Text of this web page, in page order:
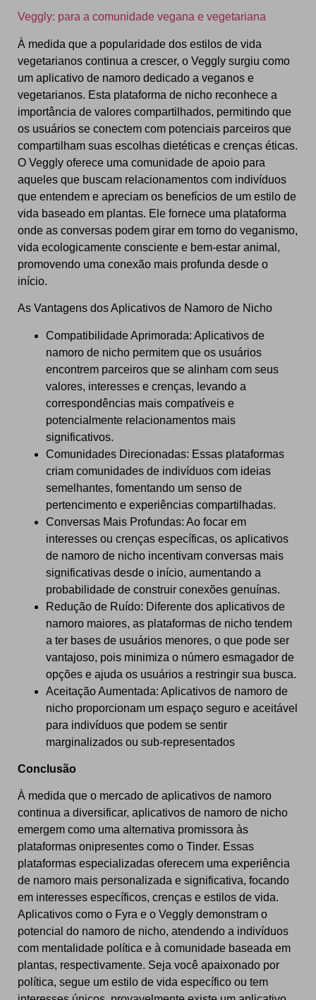
Veggly: para a comunidade vegana e vegetariana
À medida que a popularidade dos estilos de vida
vegetarianos continua a crescer, o Veggly surgiu como
um aplicativo de namoro dedicado a veganos e
vegetarianos. Esta plataforma de nicho reconhece a
importância de valores compartilhados, permitindo que
os usuários se conectem com potenciais parceiros que
compartilham suas escolhas dietéticas e crenças éticas.
O Veggly oferece uma comunidade de apoio para
aqueles que buscam relacionamentos com indivíduos
que entendem e apreciam os benefícios de um estilo de
vida baseado em plantas. Ele fornece uma plataforma
onde as conversas podem girar em torno do veganismo,
vida ecologicamente consciente e bem-estar animal,
promovendo uma conexão mais profunda desde o
início.
As Vantagens dos Aplicativos de Namoro de Nicho
Compatibilidade Aprimorada: Aplicativos de
namoro de nicho permitem que os usuários
encontrem parceiros que se alinham com seus
valores, interesses e crenças, levando a
correspondências mais compatíveis e
potencialmente relacionamentos mais
significativos.
Comunidades Direcionadas: Essas plataformas
criam comunidades de indivíduos com ideias
semelhantes, fomentando um senso de
pertencimento e experiências compartilhadas.
Conversas Mais Profundas: Ao focar em
interesses ou crenças específicas, os aplicativos
de namoro de nicho incentivam conversas mais
significativas desde o início, aumentando a
probabilidade de construir conexões genuínas.
Redução de Ruído: Diferente dos aplicativos de
namoro maiores, as plataformas de nicho tendem
a ter bases de usuários menores, o que pode ser
vantajoso, pois minimiza o número esmagador de
opções e ajuda os usuários a restringir sua busca.
Aceitação Aumentada: Aplicativos de namoro de
nicho proporcionam um espaço seguro e aceitável
para indivíduos que podem se sentir
marginalizados ou sub-representados
Conclusão
À medida que o mercado de aplicativos de namoro
continua a diversificar, aplicativos de namoro de nicho
emergem como uma alternativa promissora às
plataformas onipresentes como o Tinder. Essas
plataformas especializadas oferecem uma experiência
de namoro mais personalizada e significativa, focando
em interesses específicos, crenças e estilos de vida.
Aplicativos como o Fyra e o Veggly demonstram o
potencial do namoro de nicho, atendendo a indivíduos
com mentalidade política e à comunidade baseada em
plantas, respectivamente. Seja você apaixonado por
política, segue um estilo de vida específico ou tem